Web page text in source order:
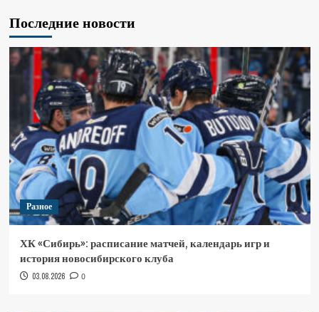
Последние новости
Разное
ХК «Сибирь»: расписание матчей, календарь игр и
история новосибирского клуба
03.08.2026 0